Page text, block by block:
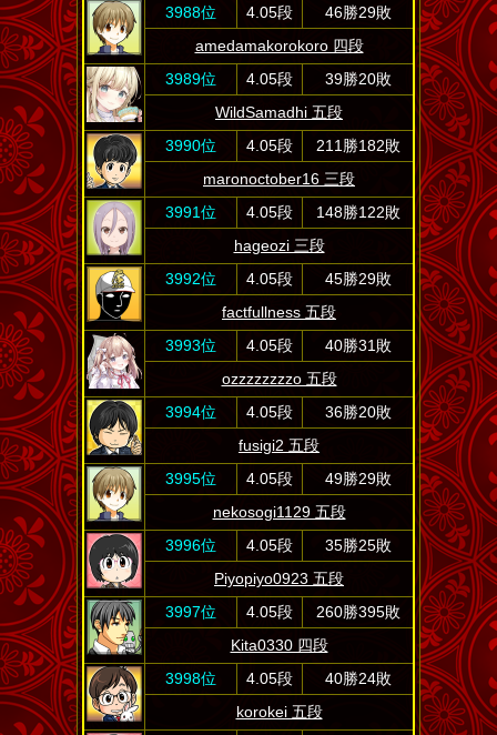
3988位 4.05段
46勝29敗
amedamakorokoro 四段
3989位
4.05段
39勝20敗
WildSamadhi 五段
3990位
4.05段
211勝182敗
maronoctober16 三段
3991位
4.05段
148勝122敗
hageozi 三段
3992位
4.05段
45勝29敗
factfullness 五段
3993位
4.05段
40勝31敗
ozzzzzzzzo 五段
3994位
4.05段
36勝20敗
fusigi2 五段
3995位
4.05段
49勝29敗
nekosogi1129 五段
3996位
4.05段
35勝25敗
Piyopiyo0923 五段
3997位
4.05段
260勝395敗
Kita0330 四段
3998位
4.05段
40勝24敗
korokei 五段